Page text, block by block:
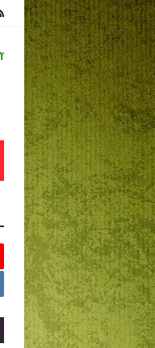
Desa